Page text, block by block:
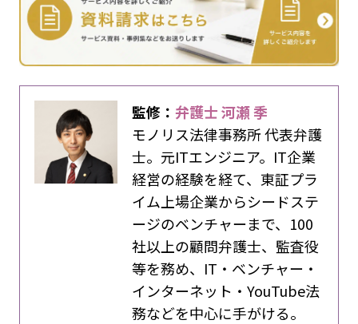
監修：弁護士 河瀬 季
モノリス法律事務所 代表弁護
士。元ITエンジニア。IT企業
経営の経験を経て、東証プラ
イム上場企業からシードステ
ージのベンチャーまで、100
社以上の顧問弁護士、監査役
等を務め、IT・ベンチャー・
インターネット・YouTube法
務などを中心に手がける。